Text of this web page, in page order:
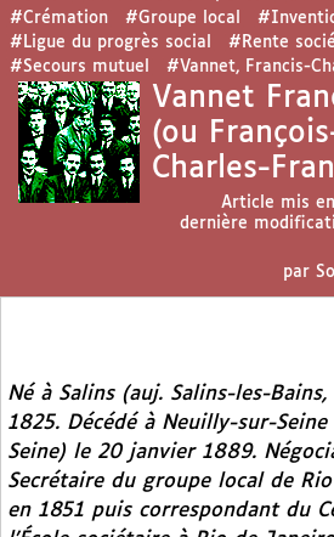
#Crémation
#Groupe local
#Ligue du progrès social
#Rente
#Secours mutuel
#Vannet, Francis-
Vannet
(ou
Charles-
Article mis
dernière
par
Né à Salins (auj. Salins-les-
1825. Décédé à Neuilly-sur-
Seine) le 20 janvier 1889.
Secrétaire du groupe local de
en 1851 puis correspondant du